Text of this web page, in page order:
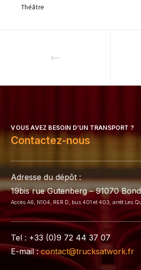
Théâtre
VOUS AVEZ BESOIN D’UN TRANSPORT ?
Contactez-nous
Adresse du dépôt :
19bis rue Gutenberg – 91070
Accès A6, N104, RER D, bus 401 et 403, arrêt Les
Tel : +33 (0)9 72 44 37 07
E-mail :contact@trucksatwork.fr